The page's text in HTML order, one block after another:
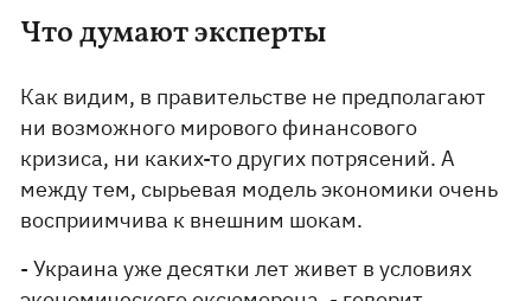
Что думают эксперты
Как видим, в правительстве не предполагают
ни возможного мирового финансового
кризиса, ни каких-то других потрясений. А
между тем, сырьевая модель экономики очень
восприимчива к внешним шокам.
- Украина уже десятки лет живет в условиях